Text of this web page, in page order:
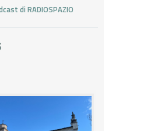
di RADIOSPAZIO